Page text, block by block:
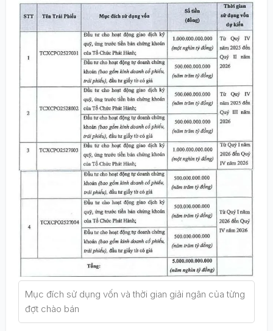
Mục đích sử dụng vốn và thời gian giải ngân của từng
đợt chào bán